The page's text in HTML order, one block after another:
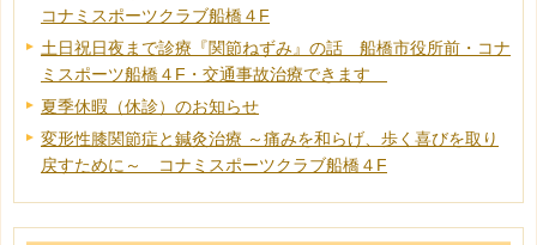
コナミスポーツクラブ船橋４F
土日祝日夜まで診療『関節ねずみ』の話 船橋市役所前・コナ
ミスポーツ船橋４F・交通事故治療できます
夏季休暇（休診）のお知らせ
変形性膝関節症と鍼灸治療 ～痛みを和らげ、歩く喜びを取り
戻すために～ コナミスポーツクラブ船橋４F